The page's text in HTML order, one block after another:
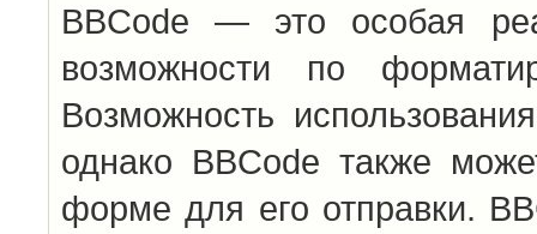
BBCode — это особая
возможности по
Возможность
однако BBCode также
форме для его отправки.